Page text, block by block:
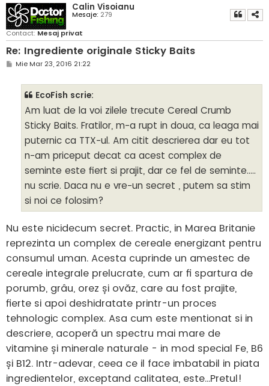
Calin Visoianu
Mesaje: 279
Contact: Mesaj privat
Re: Ingrediente originale Sticky Baits
M
Mie Mar 23, 2016 21:22
EcoFish scrie:
Am luat de la voi zilele trecute Cereal Crumb
Sticky Baits. Fratilor, m-a rupt in doua, ca leaga mai
puternic ca TTX-ul. Am citit descrierea dar eu tot
n-am priceput decat ca acest complex de
seminte este fiert si prajit, dar ce fel de seminte.....
nu scrie. Daca nu e vre-un secret , putem sa stim
si noi ce folosim?
Nu este nicidecum secret. Practic, in Marea Britanie
reprezinta un complex de cereale energizant pentru
consumul uman. Acesta cuprinde un amestec de
cereale integrale prelucrate, cum ar fi spartura de
porumb, grâu, orez și ovăz, care au fost prajite,
fierte si apoi deshidratate printr-un proces
tehnologic complex. Asa cum este mentionat si in
descriere, acoperă un spectru mai mare de
vitamine și minerale naturale - in mod special Fe, B6
și B12. Intr-adevar, ceea ce il face imbatabil in piata
ingredientelor, exceptand calitatea, este...Pretul!